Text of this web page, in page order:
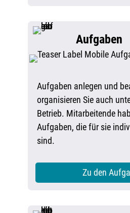
Aufgaben
Aufgaben anlegen und
organisieren Sie auch
Betrieb. Mitarbeitende
Aufgaben, die für sie
sind.
Zu den